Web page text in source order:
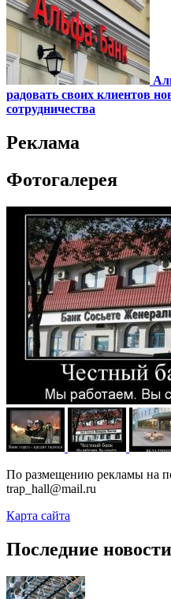
радовать своих клиентов
сотрудничества
Реклама
Фотогалерея
По размещению рекламы на
trap_hall@mail.ru
Карта сайта
Последние новости